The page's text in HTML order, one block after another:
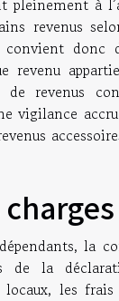
revenus
convient
revenu
de revenus
vigilance
la
de la
les